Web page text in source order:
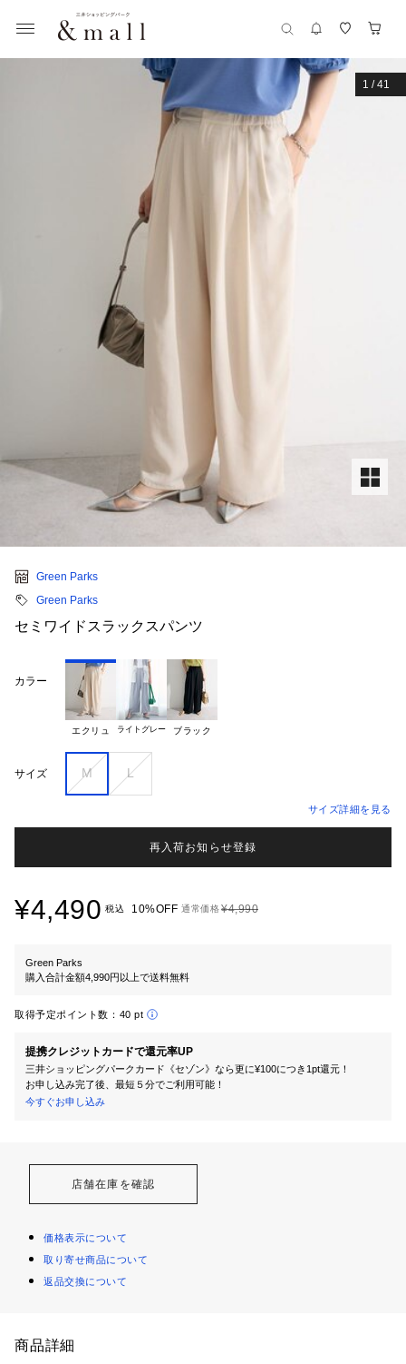
1 /41
Green Parks
Green Parks
セミワイドスラックスパンツ
カラー
エクリュ ライトグレー ブラック
サイズ M L
サイズ詳細を見る
再入荷お知らせ登録
¥4,490 税込 10%OFF 通常価格¥4,990
Green Parks
購入合計金額4,990円以上で送料無料
取得予定ポイント数： 40 pt
提携クレジットカードで還元率UP
三井ショッピングパークカード《セゾン》なら更に¥100につき1pt還元！
お申し込み完了後、最短５分でご利用可能！
今すぐお申し込み
店舗在庫を確認
価格表示について
取り寄せ商品について
返品交換について
商品詳細